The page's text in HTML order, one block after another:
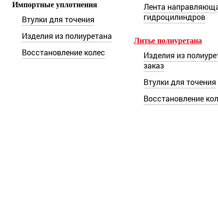
Импортные уплотнения
Втулки для точения
Изделия из полиуретана
Восстановление колес
Лента
гидроцилиндров
Литье полиуретана
Изделия из
заказ
Втулки для точения
Восстановление